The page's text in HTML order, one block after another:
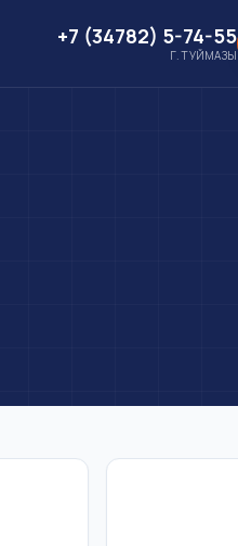
+7 (34782) 5-74-55
Г. ТУЙМАЗЫ